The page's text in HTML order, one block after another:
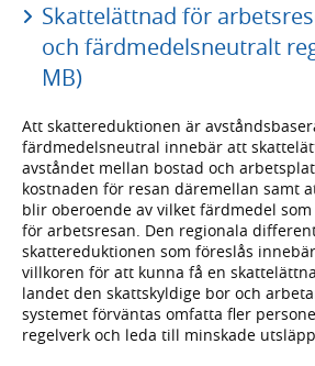
Skattelättnad för
och färdmedelsneutralt
MB)
Att skattereduktionen är
färdmedelsneutral innebär att
avståndet mellan bostad och
kostnaden för resan däremellan samt
blir oberoende av vilket färdmedel
för arbetsresan. Den regionala
skattereduktionen som föreslås
villkoren för att kunna få en
landet den skattskyldige bor och
systemet förväntas omfatta fler
regelverk och leda till minskade